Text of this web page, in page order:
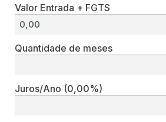
Valor Entrada + FGTS
Quantidade de meses
Juros/Ano (0,00%)